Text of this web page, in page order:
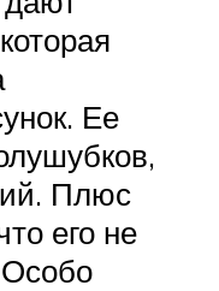
Ее
Плюс
его не